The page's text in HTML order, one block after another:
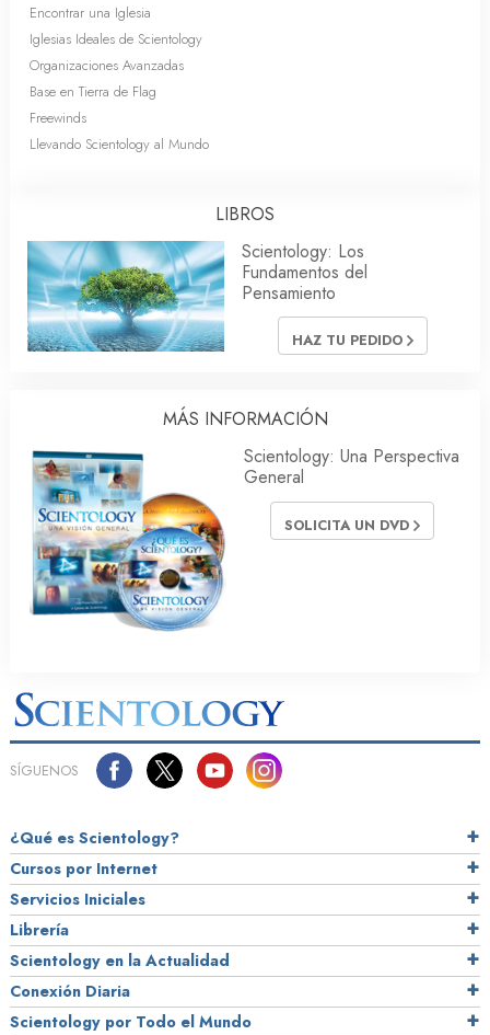
Encontrar una Iglesia
Iglesias Ideales de Scientology
Organizaciones Avanzadas
Base en Tierra de Flag
Freewinds
Llevando Scientology al Mundo
LIBROS
Scientology: Los
Fundamentos del
Pensamiento
HAZ TU PEDIDO
MÁS INFORMACIÓN
Scientology: Una Perspectiva
General
SOLICITA UN DVD
SÍGUENOS
¿Qué es Scientology?
Cursos por Internet
Servicios Iniciales
Librería
Scientology en la Actualidad
Conexión Diaria
Scientology por Todo el Mundo